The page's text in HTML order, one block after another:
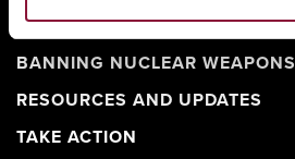
ABOUT
BANNING NUCLEAR WEAPONS
RESOURCES AND UPDATES
TAKE ACTION